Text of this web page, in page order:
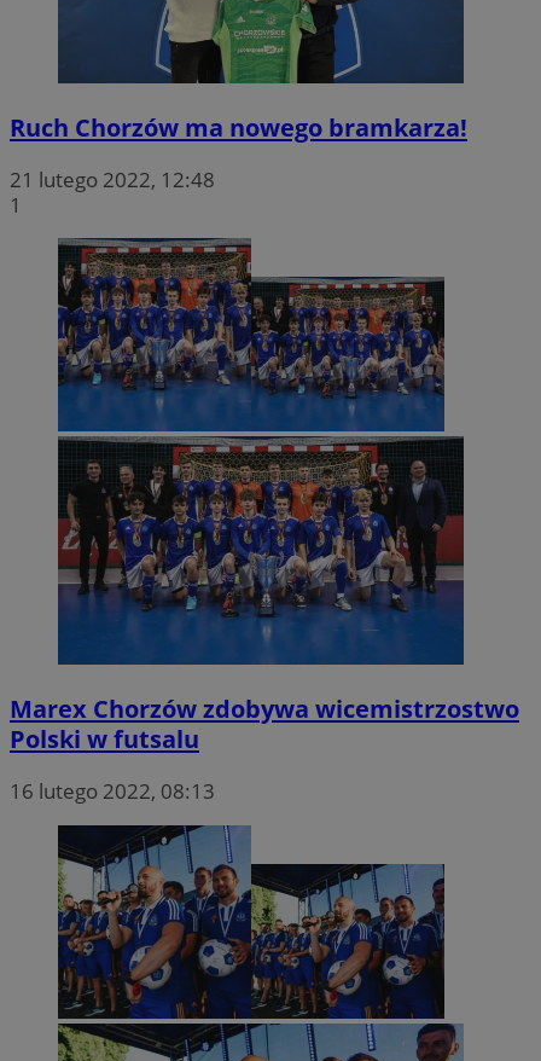
Ruch Chorzów ma nowego bramkarza!
21 lutego 2022, 12:48
1
Marex Chorzów zdobywa wicemistrzostwo
Polski w futsalu
16 lutego 2022, 08:13